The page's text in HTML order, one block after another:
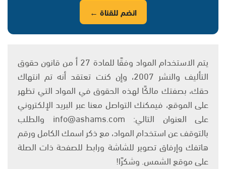
انضم للقناة ←
يتم الاستخدام المواد وفقًا للمادة 27 أ من قانون حقوق
التأليف والنشر 2007، وإن كنت تعتقد أنه تم انتهاك
حقك، بصفتك مالكًا لهذه الحقوق في المواد التي تظهر
على الموقع، فيمكنك التواصل معنا عبر البريد الإلكتروني
على العنوان التالي: info@ashams.com والطلب
بالتوقف عن استخدام المواد، مع ذكر اسمك الكامل ورقم
هاتفك وإرفاق تصوير للشاشة ورابط للصفحة ذات الصلة
على موقع الشمس. وشكرًا!